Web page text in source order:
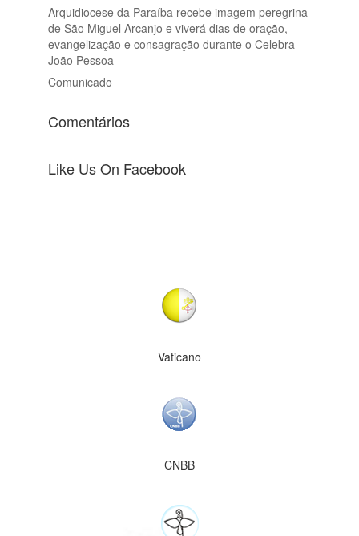
Arquidiocese da Paraíba recebe imagem peregrina
de São Miguel Arcanjo e viverá dias de oração,
evangelização e consagração durante o Celebra
João Pessoa
Comunicado
Comentários
Like Us On Facebook
Vaticano
CNBB